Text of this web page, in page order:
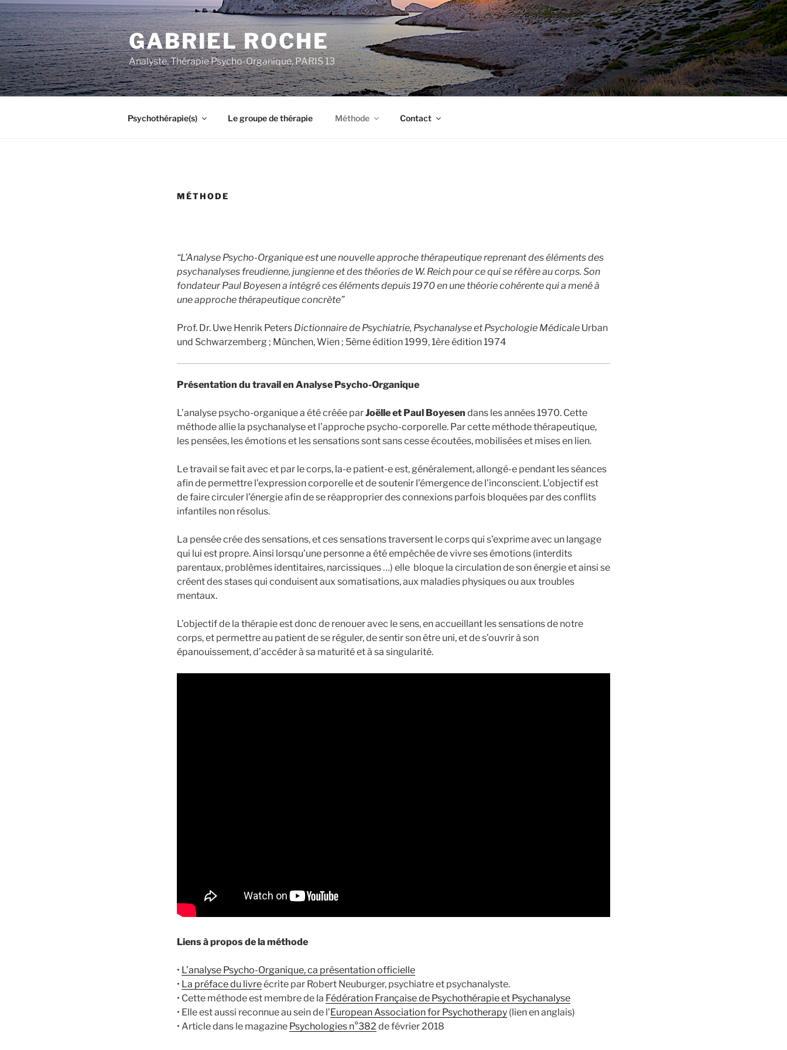
Aller
au
contenu
principal
GABRIEL ROCHE
Analyste, Thérapie Psycho-Organique, PARIS 13
Psychothérapie(s) Le groupe de thérapie Méthode Contact
MÉTHODE
“L’Analyse Psycho-Organique est une nouvelle approche thérapeutique reprenant des éléments des
psychanalyses freudienne, jungienne et des théories de W. Reich pour ce qui se réfère au corps. Son
fondateur Paul Boyesen a intégré ces éléments depuis 1970 en une théorie cohérente qui a mené à
une approche thérapeutique concrète”
Prof. Dr. Uwe Henrik Peters Dictionnaire de Psychiatrie, Psychanalyse et Psychologie Médicale Urban
und Schwarzemberg ; München, Wien ; 5ème édition 1999, 1ère édition 1974
Présentation du travail en Analyse Psycho-Organique
L’analyse psycho-organique a été créée parJoëlle et Paul Boyesen dans les années 1970. Cette
méthode allie la psychanalyse et l’approche psycho-corporelle. Par cette méthode thérapeutique,
les pensées, les émotions et les sensations sont sans cesse écoutées, mobilisées et mises en lien.
Le travail se fait avec et par le corps, la-e patient-e est, généralement, allongé-e pendant les séances
afin de permettre l’expression corporelle et de soutenir l’émergence de l’inconscient. L’objectif est
de faire circuler l’énergie afin de se réapproprier des connexions parfois bloquées par des conflits
infantiles non résolus.
La pensée crée des sensations, et ces sensations traversent le corps qui s’exprime avec un langage
qui lui est propre. Ainsi lorsqu’une personne a été empêchée de vivre ses émotions (interdits
parentaux, problèmes identitaires, narcissiques …) elle bloque la circulation de son énergie et ainsi se
créent des stases qui conduisent aux somatisations, aux maladies physiques ou aux troubles
mentaux.
L’objectif de la thérapie est donc de renouer avec le sens, en accueillant les sensations de notre
corps, et permettre au patient de se réguler, de sentir son être uni, et de s’ouvrir à son
épanouissement, d’accéder à sa maturité et à sa singularité.
Liens à propos de la méthode
• L’analyse Psycho-Organique, ca présentation officielle
• La préface du livreécrite par Robert Neuburger, psychiatre et psychanalyste.
• Cette méthode est membre de la Fédération Française de Psychothérapie et Psychanalyse
• Elle est aussi reconnue au sein de l’European Association for Psychotherapy (lien en anglais)
• Article dans le magazine Psychologies n°382 de février 2018